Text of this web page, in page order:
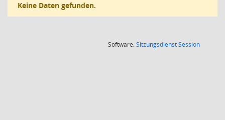
Keine Daten gefunden.
Software:SitzungsdienstSession(Wird in